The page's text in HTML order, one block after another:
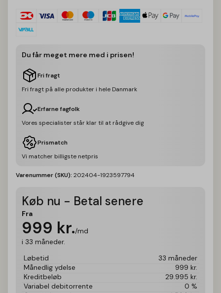
Du får meget mere med i prisen!
Fri fragt
Fri fragt på alle produkter i hele Danmark
Erfarne fagfolk
Vores specialister står klar til at rådgive dig
Prismatch
Vi matcher billigste netpris
Varenummer (SKU): 202404-1923597794
Køb nu - Betal senere
Fra
999 kr./md
i 33 måneder.
Løbetid
33 måneder
Månedlig ydelse
999 kr.
Kreditbeløb
29.995 kr.
Variabel debitorrente
0 %